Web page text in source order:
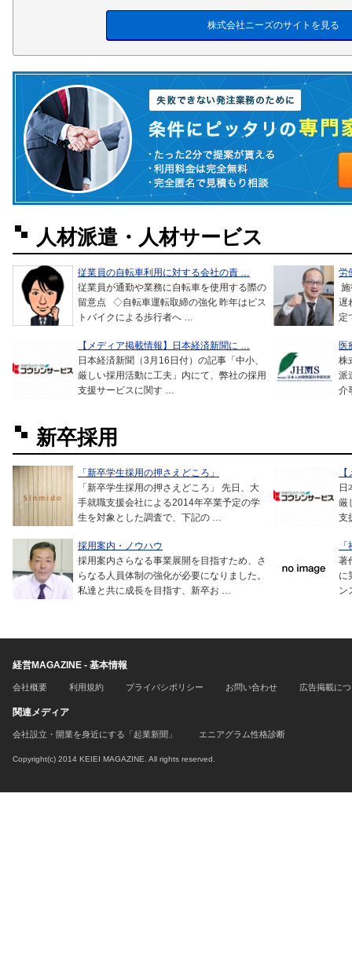
株式会社ニーズのサイトを見る
人材派遣・人材サービス
従業員の自転車利用に対する会社の責 …
従業員が通勤や業務に自転車を使用する際の
留意点 ◇自転車運転取締の強化 昨年はピス
トバイクによる歩行者へ …
労
遅
定
【メディア掲載情報】日本経済新聞に …
日本経済新聞（3月16日付）の記事「中小、
厳しい採用活動に工夫」内にて、弊社の採用
支援サービスに関す …
医
株
派
介
新卒採用
「新卒学生採用の押さえどころ」
「新卒学生採用の押さえどころ」 先日、大
手就職支援会社による2014年卒業予定の学
生を対象とした調査で、下記の …
日
厳
支
採用案内・ノウハウ
採用案内さらなる事業展開を目指すため、さ
らなる人員体制の強化が必要になりました。
私達と共に成長を目指す、新卒お …
著
に
ン
経営MAGAZINE - 基本情報
会社概要 利用規約 プライバシポリシー お問い合わせ 広告掲載に
関連メディア
会社設立・開業を身近にする「起業新聞」 エニアグラム性格診断
Copyright(c) 2014 KEIEI MAGAZINE. All rights reserved.